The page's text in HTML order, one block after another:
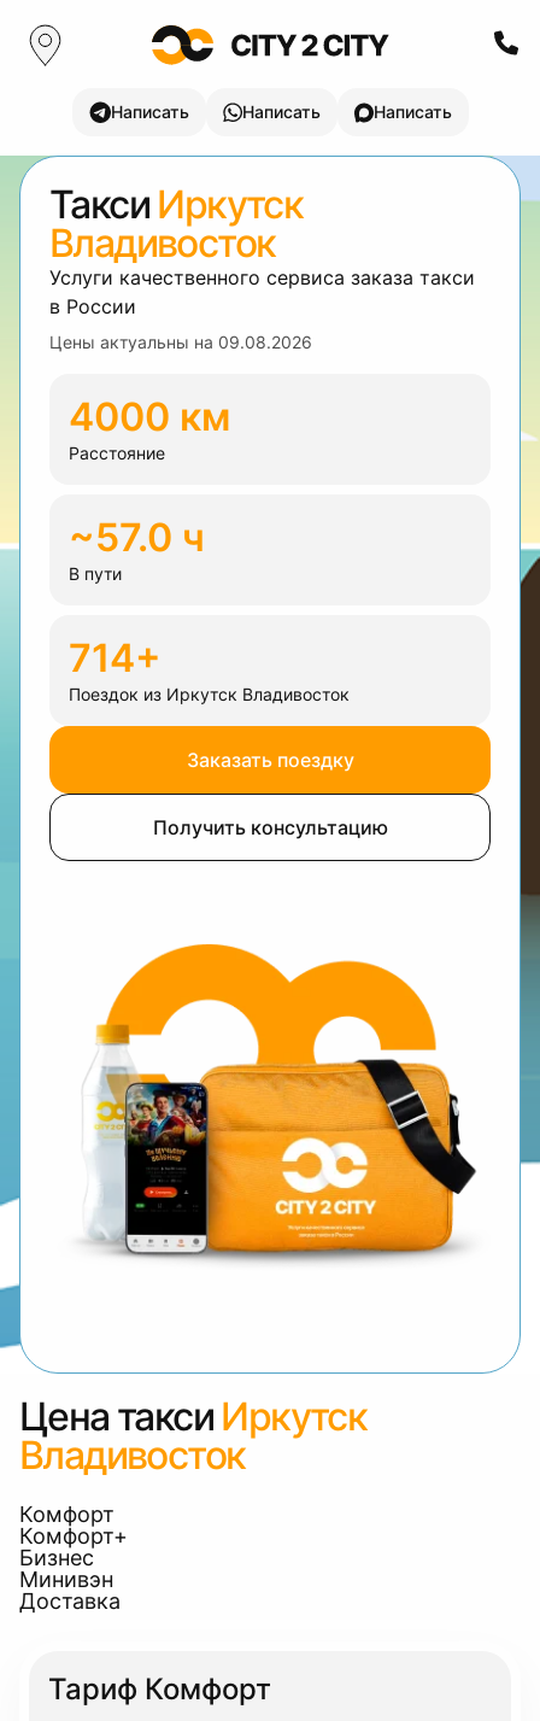
Написать Написать Написать
Такси Иркутск
Владивосток
Услуги качественного сервиса заказа такси
в России
Цены актуальны на 09.08.2026
4000 км
Расстояние
~57.0 ч
В пути
714+
Поездок из Иркутск Владивосток
Заказать поездку
Получить консультацию
Цена такси Иркутск
Владивосток
Комфорт
Комфорт+
Бизнес
Минивэн
Доставка
Тариф Комфорт